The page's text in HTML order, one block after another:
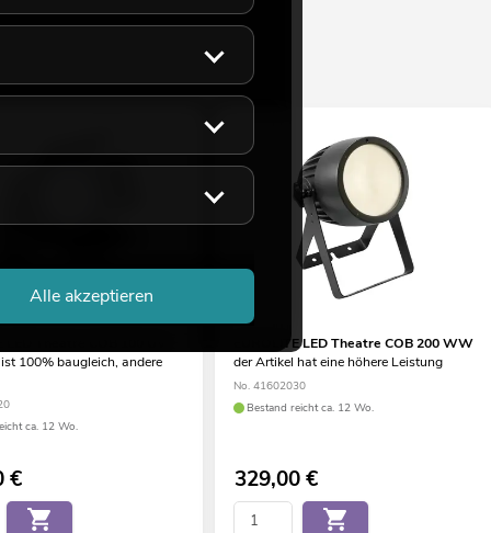
100% baugleich, andere
ca. 12 Wo.
€
EUROLITE LED Theatre COB 200 WW
der Artikel hat eine höhere Leistung
No. 41602030
Bestand reicht ca. 12 Wo.
329,00€
Alle akzeptieren